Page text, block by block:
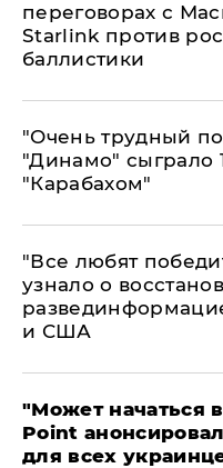
переговорах с
Starlink против
баллистики
"Очень трудный
"Динамо" сыграло
"Карабахом"
​"Все любят
узнало о
и США
"Может начаться
Point
для всех